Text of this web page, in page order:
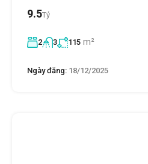
9.5Tỷ
2 3 115 m²
Ngày đăng: 18/12/2025